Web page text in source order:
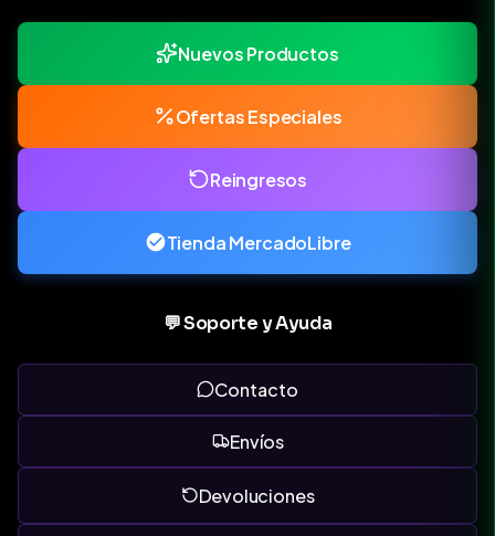
Nuevos Productos
Ofertas Especiales
Reingresos
Tienda MercadoLibre
💬 Soporte y Ayuda
Contacto
Envíos
Devoluciones